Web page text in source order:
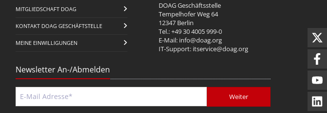
MITGLIEDSCHAFT DOAG
KONTAKT DOAG GESCHÄFTSTELLE
MEINE EINWILLIGUNGEN
DOAG Geschäftsstelle
Tempelhofer Weg 64
12347 Berlin
Tel.: +49 30 4005 999-0
E-Mail: info@doag.org
IT-Support: itservice@doag.org
Newsletter An-/Abmelden
Weiter